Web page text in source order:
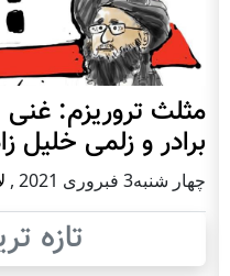
مثلث تروریزم:
برادر و زلمی خلیل
چهار شنبه3 فبروری 2021 ,
تازه